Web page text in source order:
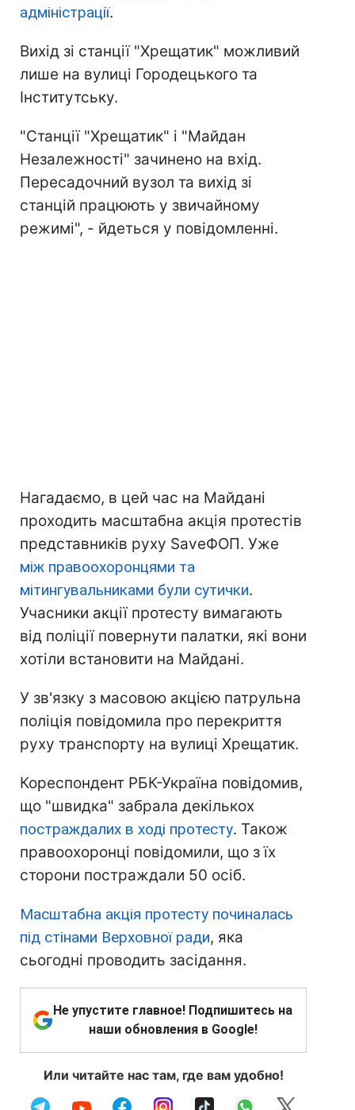
адміністрації.
Вихід зі станції "Хрещатик" можливий
лише на вулиці Городецького та
Інститутську.
"Станції "Хрещатик" і "Майдан
Незалежності" зачинено на вхід.
Пересадочний вузол та вихід зі
станцій працюють у звичайному
режимі", - йдеться у повідомленні.
Нагадаємо, в цей час на Майдані
проходить масштабна акція протестів
представників руху SaveФОП. Уже
між правоохоронцями та
мітингувальниками були сутички.
Учасники акції протесту вимагають
від поліції повернути палатки, які вони
хотіли встановити на Майдані.
У зв'язку з масовою акцією патрульна
поліція повідомила про перекриття
руху транспорту на вулиці Хрещатик.
Кореспондент РБК-Україна повідомив,
що "швидка" забрала декількох
постраждалих в ході протесту. Також
правоохоронці повідомили, що з їх
сторони постраждали 50 осіб.
Масштабна акція протесту починалась
під стінами Верховної ради, яка
сьогодні проводить засідання.
Не упустите главное! Подпишитесь на
наши обновления в Google!
Или читайте нас там, где вам удобно!